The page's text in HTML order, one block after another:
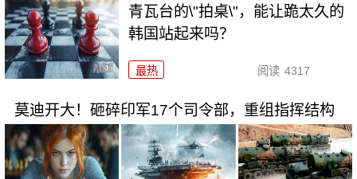
青瓦台的\"拍桌\"，能让跪太久的
韩国站起来吗？
最热 阅读 4317
莫迪开大！砸碎印军17个司令部，重组指挥结构